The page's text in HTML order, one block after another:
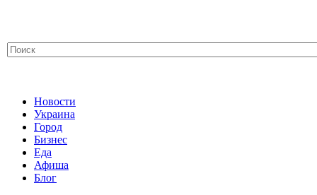
Новости
Украина
Город
Бизнес
Еда
Афиша
Блог